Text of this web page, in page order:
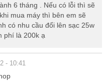
được trang bị viên pin khủng
cả ngày dài chỉ với 1 lần sạc.
25W cho thời gian sạc Pin ấn
không dây PowerShare, tức là
có hỗ trợ sạc không dây.
6 tháng . Nếu có lỗi thì sẽ
mua máy thì bên em sẽ
có nhu cầu đổi lên sạc 25w
phí là 200k ạ
- 10:41